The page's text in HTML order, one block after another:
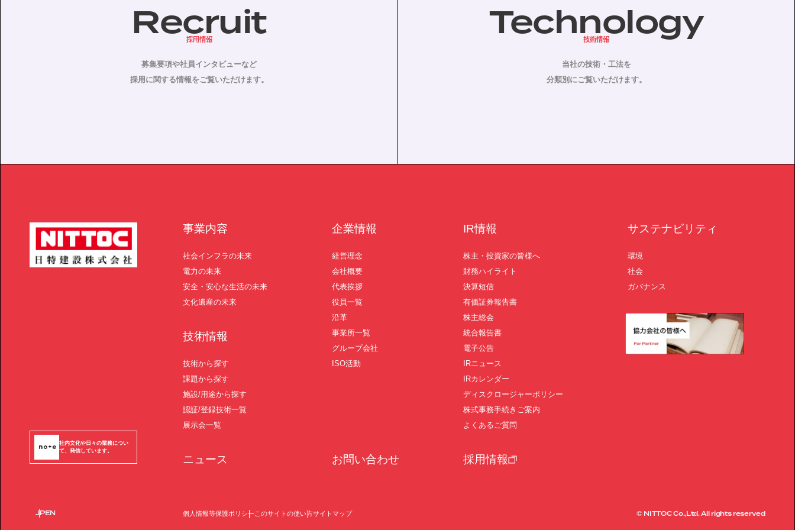
Recruit
採用情報
募集要項や社員インタビューなど
採用に関する情報をご覧いただけます。
Technology
技術情報
当社の技術・工法を
分類別にご覧いただけます。
JPEN
事業内容
社会インフラの未来
電力の未来
安全・安心な生活の未来
文化遺産の未来
技術情報
技術から探す
課題から探す
施設/用途から探す
認証/登録技術一覧
展示会一覧
企業情報
経営理念
会社概要
代表挨拶
役員一覧
沿革
事業所一覧
グループ会社
ISO活動
IR情報
株主・投資家の皆様へ
財務ハイライト
決算短信
有価証券報告書
株主総会
統合報告書
電子公告
IRニュース
IRカレンダー
ディスクロージャーポリシー
株式事務手続きご案内
よくあるご質問
サステナビリティ
環境
社会
ガバナンス
ニュース お問い合わせ 採用情報
個人情報等保護ポリシー このサイトの使い方サイトマップ
社内文化や日々の業務につい
て、発信しています。
© NITTOC Co.,Ltd. All rights reserved